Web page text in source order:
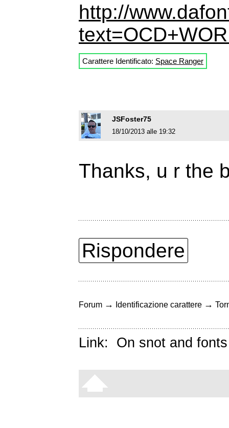
http://
Carattere Identificato: Space Ranger
JSFoster75
18/10/2013 alle 19:32
Thanks, u r the
Rispondere
Forum → Identificazione carattere →
Link: On snot and fonts